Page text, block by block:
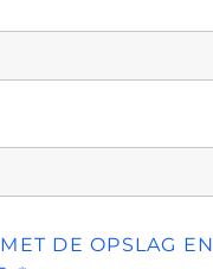
DE OPSLAG EN